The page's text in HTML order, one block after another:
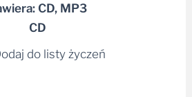
CD, MP3
CD
do listy życzeń